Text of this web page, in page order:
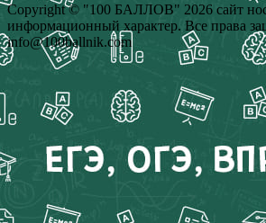
Copyright © "100 БАЛЛОВ" 2026 сайт
информационный характер. Все права
info@100ballnik.com